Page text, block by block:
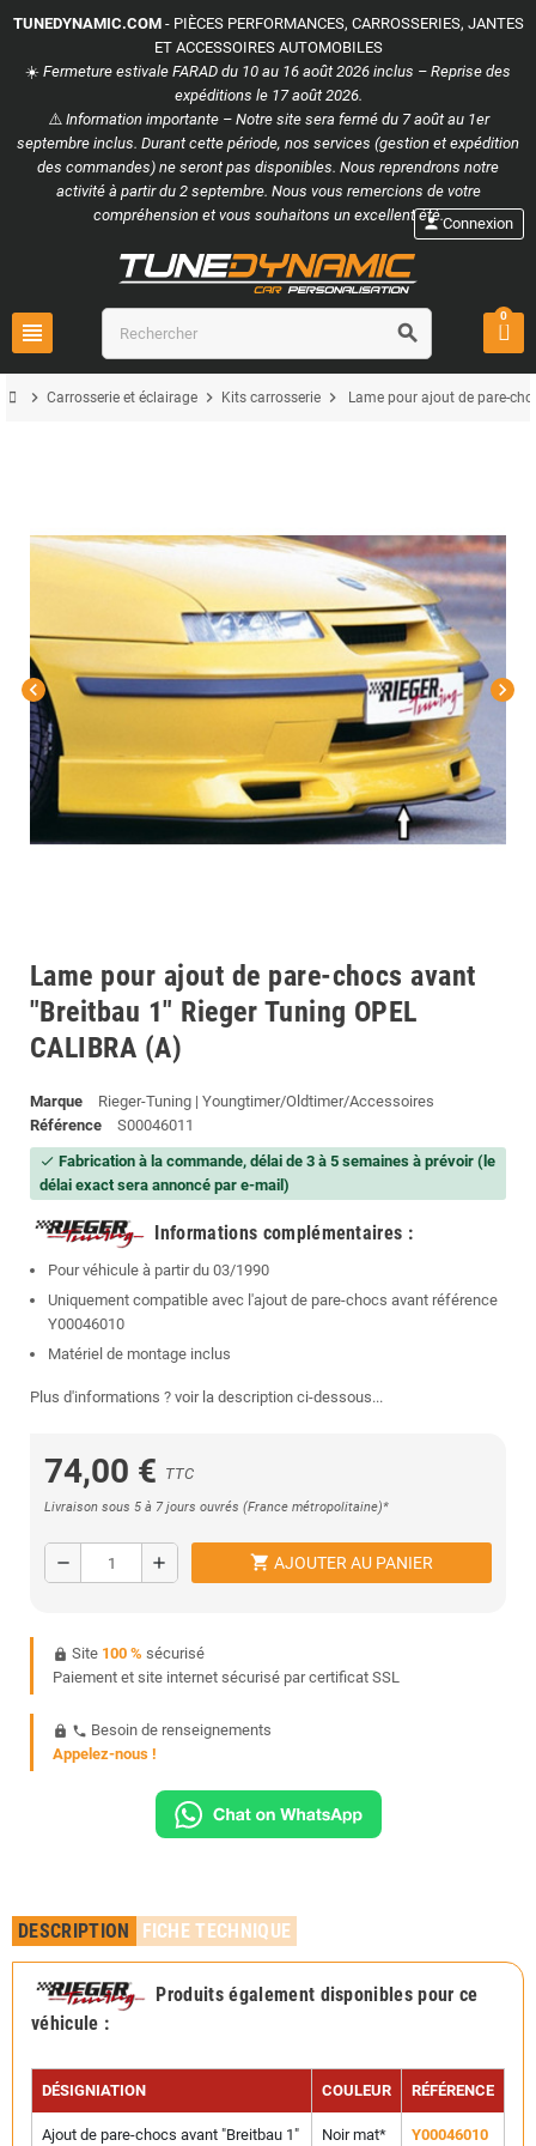
TUNEDYNAMIC.COM- PIÈCES PERFORMANCES, CARROSSERIES, JANTES
ET ACCESSOIRES AUTOMOBILES
☀️ Fermeture estivale FARAD du 10 au 16 août 2026 inclus – Reprise des
expéditions le 17 août 2026.
⚠️Information importante – Notre site sera fermé du 7 août au 1er
septembre inclus. Durant cette période, nos services (gestion et expédition
des commandes) ne seront pas disponibles. Nous reprendrons notre
activité à partir du 2 septembre. Nous vous remercions de votre
compréhension et vous souhaitons un excellent été.
view_headline search
person Connexion
0
chevron_right Carrosserie et éclairage chevron_right Kits carrosserie chevron_right Lame pour ajout de pare-
chevron_left chevron_right
Lame pour ajout de pare-chocs avant
"Breitbau 1" Rieger Tuning OPEL
CALIBRA (A)
Marque
Rieger-Tuning | Youngtimer/Oldtimer/Accessoires
Référence
S00046011
check Fabrication à la commande, délai de 3 à 5 semaines à prévoir (le
délai exact sera annoncé par e-mail)
Informations complémentaires :
Pour véhicule à partir du 03/1990
Uniquement compatible avec l'ajout de pare-chocs avant référence
Y00046010
Matériel de montage inclus
Plus d'informations ? voir la description ci-dessous...
74,00 € TTC
Livraison sous 5 à 7 jours ouvrés (France métropolitaine)*
remove add shopping_cart AJOUTER AU PANIER
https Site 100 % sécurisé
Paiement et site internet sécurisé par certificat SSL
https phone Besoin de renseignements
Appelez-nous !
DESCRIPTION FICHE TECHNIQUE
Produits également disponibles pour ce
véhicule :
DÉSIGNIATION COULEUR RÉFÉRENCE
Ajout de pare-chocs avant "Breitbau 1" Noir mat* Y00046010